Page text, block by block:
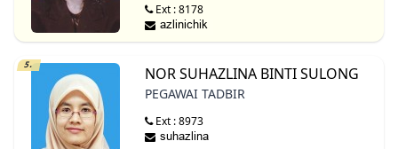
Ext : 8178
5. NOR SUHAZLINA BINTI SULONG
PEGAWAI TADBIR
Ext : 8973